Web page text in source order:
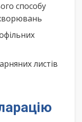
способу
листів